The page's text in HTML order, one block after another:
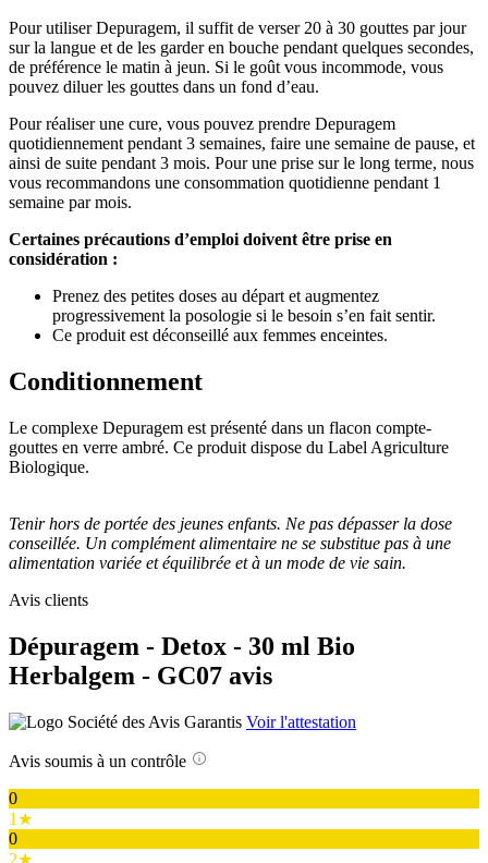
Pour utiliser Depuragem, il suffit de verser 20 à 30 gouttes par jour
sur la langue et de les garder en bouche pendant quelques secondes,
de préférence le matin à jeun. Si le goût vous incommode, vous
pouvez diluer les gouttes dans un fond d’eau.
Pour réaliser une cure, vous pouvez prendre Depuragem
quotidiennement pendant 3 semaines, faire une semaine de pause, et
ainsi de suite pendant 3 mois. Pour une prise sur le long terme, nous
vous recommandons une consommation quotidienne pendant 1
semaine par mois.
Certaines précautions d’emploi doivent être prise en
considération :
Prenez des petites doses au départ et augmentez
progressivement la posologie si le besoin s’en fait sentir.
Ce produit est déconseillé aux femmes enceintes.
Conditionnement
Le complexe Depuragem est présenté dans un flacon compte-
gouttes en verre ambré. Ce produit dispose du Label Agriculture
Biologique.
Tenir hors de portée des jeunes enfants. Ne pas dépasser la dose
conseillée. Un complément alimentaire ne se substitue pas à une
alimentation variée et équilibrée et à un mode de vie sain.
Avis clients
Dépuragem - Detox - 30 ml Bio
Herbalgem - GC07 avis
Voir l'attestation
Avis soumis à un contrôle
0
1★
0
2★